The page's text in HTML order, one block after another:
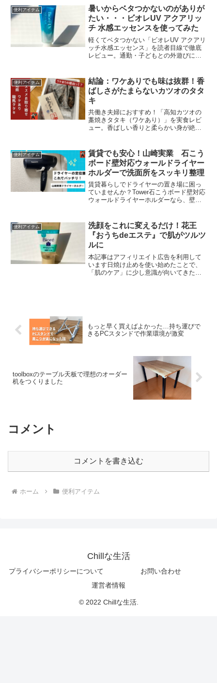
越えましょう。
便利アイテム
暑いからベタつかないのがありが
たい・・・ビオレUV アクアリッ
チ 水感エッセンスを使ってみた
軽くてベタつかない「ビオレUV アクアリ
ッチ水感エッセンス」を読者目線で徹底
レビュー。通勤・子どもとの外遊びに最
すすめの「サンカット パーフェクトUVシ
リーズ」も解説します。
便利アイテム
結論：ワケありでも味は抜群！香
ばしさがたまらないカツオのタタ
キ
共働き夫婦におすすめ！「高知カツオの
藁焼きタタキ（ワケあり）」を実食レビ
ュー。香ばしい香りと柔らかい身が絶
便利アイテム
賃貸でも安心！山崎実業 石こう
ボード壁対応ウォールドライヤー
ホルダーで洗面所をスッキリ整理
賃貸暮らしでドライヤーの置き場に困っ
ていませんか？Tower石こうボード壁対応
ウォールドライヤーホルダーなら、壁に
にスッキリ整理できます。
便利アイテム
洗顔をこれに変えるだけ！花王
『おうちdeエステ』で肌がツルツ
ルに
本記事はアフィリエイト広告を利用して
います日焼け止めを使い始めたことで、
「肌のケア」に少し意識が向いてきた…
もっと早く買えばよかった…持ち運びで
きるPCスタンドで作業環境が激変
toolboxのテーブル天板で理想のオーダー
机をつくりました
コメント
コメントを書き込む
ホーム 便利アイテム
Chillな生活
プライバシーポリシーについて
お問い合わせ
運営者情報
© 2022 Chillな生活.